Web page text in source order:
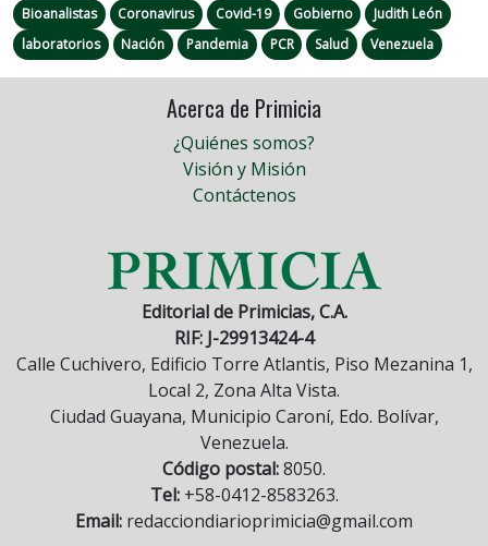
Bioanalistas Coronavirus Covid-19 Gobierno
Judith León
laboratorios
Nación Pandemia PCR Salud Venezuela
Acerca de Primicia
¿Quiénes somos?
Visión y Misión
Contáctenos
Editorial de Primicias, C.A.
RIF: J-29913424-4
Calle Cuchivero, Edificio Torre Atlantis, Piso Mezanina 1,
Local 2, Zona Alta Vista.
Ciudad Guayana, Municipio Caroní, Edo. Bolívar,
Venezuela.
Código postal:8050.
Tel:+58-0412-8583263.
Email: redacciondiarioprimicia@gmail.com